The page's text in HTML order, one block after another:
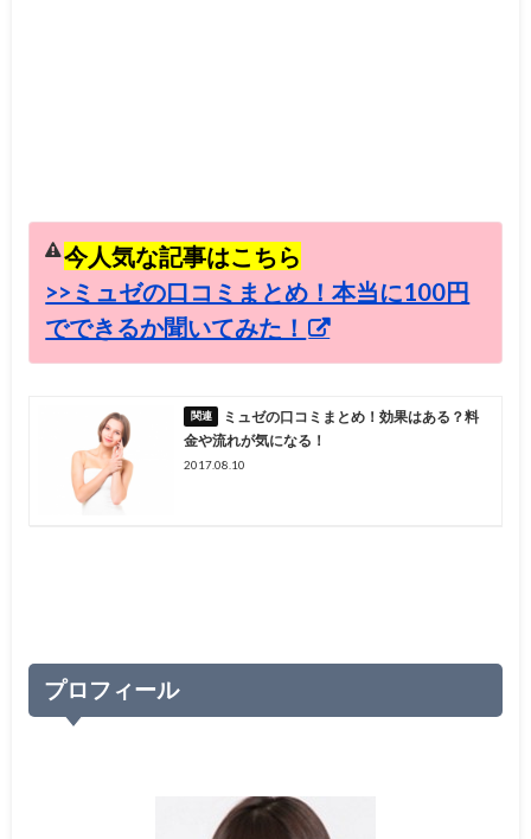
今人気な記事はこちら
>>ミュゼの口コミまとめ！本当に100円
でできるか聞いてみた！
ミュゼの口コミまとめ！効果はある？料
金や流れが気になる！
2017.08.10
プロフィール